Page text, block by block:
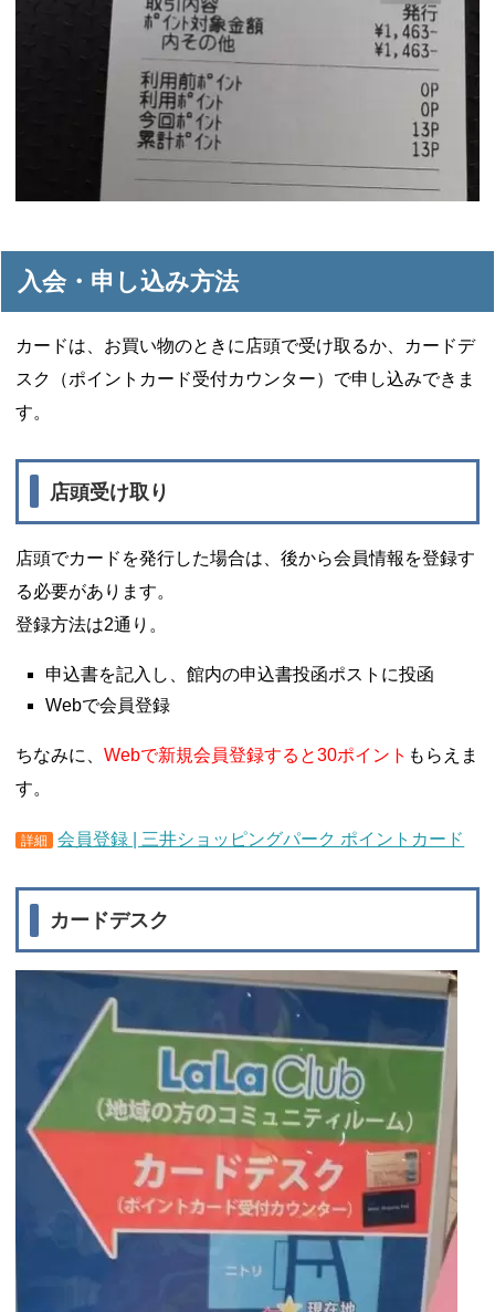
入会・申し込み方法
カードは、お買い物のときに店頭で受け取るか、カードデ
スク（ポイントカード受付カウンター）で申し込みできま
す。
店頭受け取り
店頭でカードを発行した場合は、後から会員情報を登録す
る必要があります。
登録方法は2通り。
申込書を記入し、館内の申込書投函ポストに投函
Webで会員登録
ちなみに、Webで新規会員登録すると30ポイント もらえま
す。
詳細 会員登録 | 三井ショッピングパーク ポイントカード
カードデスク